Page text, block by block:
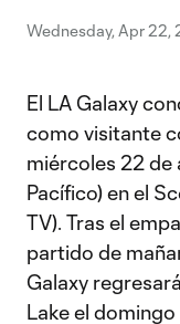
Wednesday, Apr 22,
El LA Galaxy
como visitante
miércoles 22 de
Pacífico) en el
TV). Tras el
partido de
Galaxy
Lake el